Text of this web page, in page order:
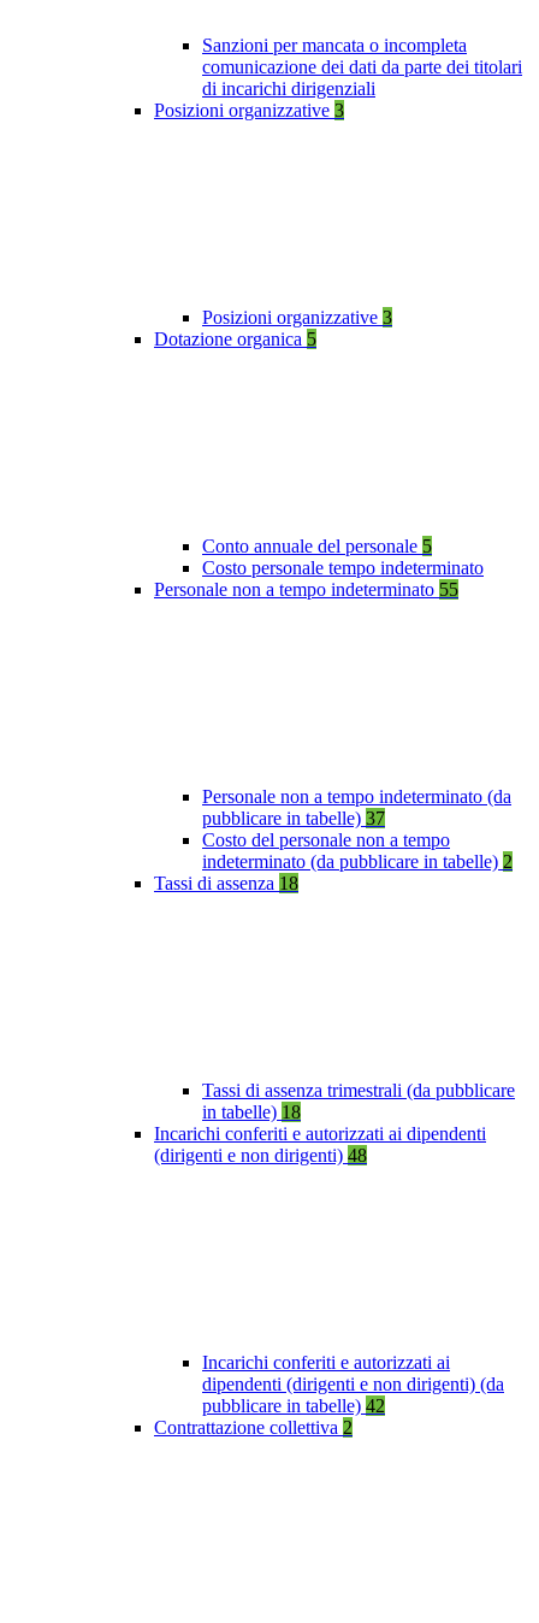
Sanzioni per mancata o incompleta
comunicazione dei dati da parte dei titolari
di incarichi dirigenziali
Posizioni organizzative 3
Posizioni organizzative 3
Dotazione organica 5
Conto annuale del personale 5
Costo personale tempo indeterminato
Personale non a tempo indeterminato 55
Personale non a tempo indeterminato (da
pubblicare in tabelle) 37
Costo del personale non a tempo
indeterminato (da pubblicare in tabelle) 2
Tassi di assenza 18
Tassi di assenza trimestrali (da pubblicare
in tabelle) 18
Incarichi conferiti e autorizzati ai dipendenti
(dirigenti e non dirigenti) 48
Incarichi conferiti e autorizzati ai
dipendenti (dirigenti e non dirigenti) (da
pubblicare in tabelle) 42
Contrattazione collettiva 2